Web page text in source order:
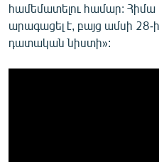
համեմատելու համար: Հիմա
արագացել է, բայց ամսի 28-
դատական նիստի»: